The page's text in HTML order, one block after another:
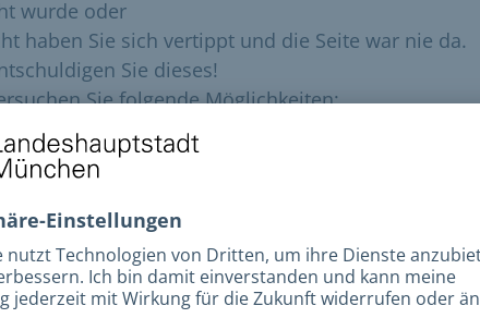
wurde oder
haben Sie sich vertippt und die Seite war nie da.
Sie dieses!
Sie folgende Möglichkeiten:
Sie unsere Volltextsuche (oben rechts) um die
Seite zu finden.
Sie den gewünschten Inhalt über
zu finden.